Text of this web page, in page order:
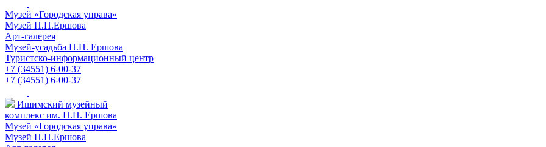
Музей «Городская управа»
Музей П.П.Ершова
Арт-галерея
Музей-усадьба П.П. Ершова
Туристско-информационный центр
+7 (34551) 6-00-37
+7 (34551) 6-00-37
Ишимский музейный
комплекс им. П.П. Ершова
Музей «Городская управа»
Музей П.П.Ершова